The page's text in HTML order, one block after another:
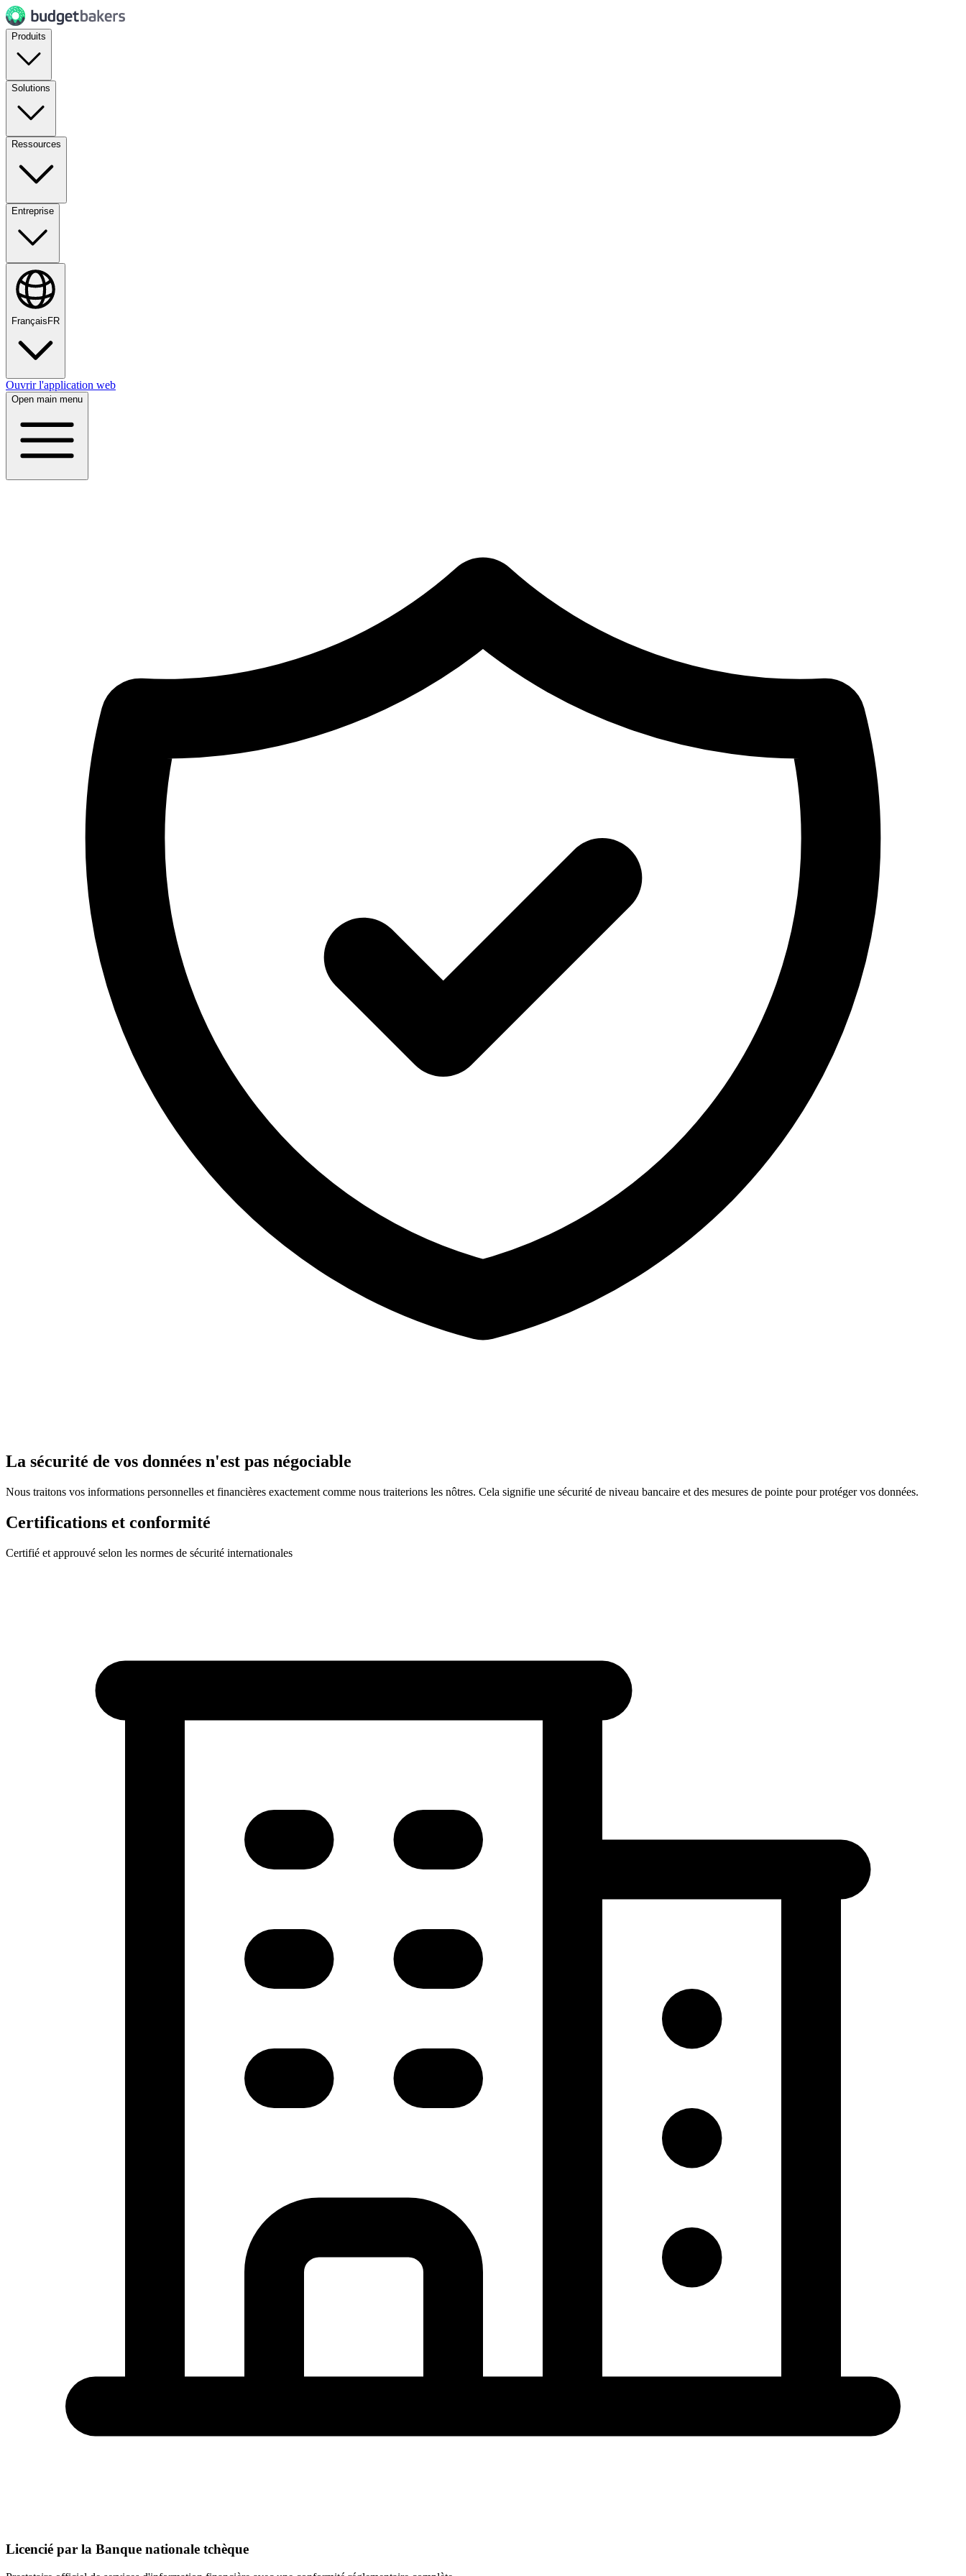
Produits
Solutions
Ressources
Entreprise
Français FR
Ouvrir l'application web
Open main menu
La sécurité de vos données n'est pas négociable
Nous traitons vos informations personnelles et financières exactement comme nous traiterions les nôtres. Cela signifie une sécurité de niveau bancaire et des mesures de pointe pour protéger vos données.
Certifications et conformité
Certifié et approuvé selon les normes de sécurité internationales
Licencié par la Banque nationale tchèque